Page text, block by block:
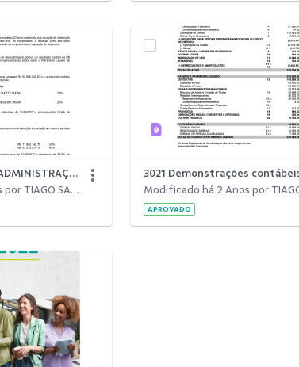
3021 RELATÓRIO DA ADMINISTRAÇÃO 2022.1
Modificado há 2 Anos por TIAGO SANTOS TAMANDARÉ.
APROVADO